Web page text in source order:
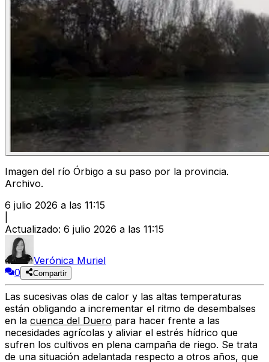
Imagen del río Órbigo a su paso por la provincia.
Archivo.
6 julio 2026 a las 11:15
Actualizado: 6 julio 2026 a las 11:15
Verónica Muriel
0
Compartir
Las sucesivas olas de calor y las altas temperaturas
están obligando a incrementar el ritmo de desembalses
en la cuenca del Duero para hacer frente a las
necesidades agrícolas y aliviar el estrés hídrico que
sufren los cultivos en plena campaña de riego. Se trata
de una situación adelantada respecto a otros años, que